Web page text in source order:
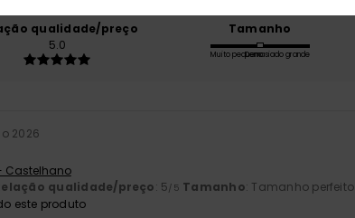
qualidade/preço
5.0
Tamanho
Muito pequenoDemasiado grande
2026
Castelhano
qualidade/preço: 5/5 Tamanho: Tamanho perfeito
este produto